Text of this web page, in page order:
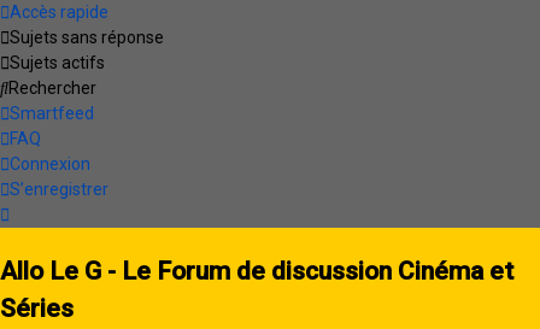
Accès rapide
Sujets sans réponse
Sujets actifs
Rechercher
Smartfeed
FAQ
Connexion
S’enregistrer
Allo Le G - Le Forum de discussion Cinéma et
Séries